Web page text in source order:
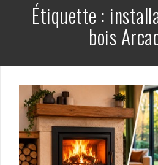
Étiquette :
bois